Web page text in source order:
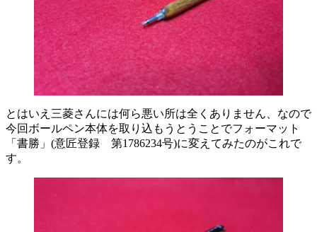
とはいえ三菱さんには何ら悪い所は全くありません、なので
今回ボールペン本体を取り込もうとうことでフォーマット
「書勝」(意匠登録 第1786234号)に変えてみたのがこれで
す。